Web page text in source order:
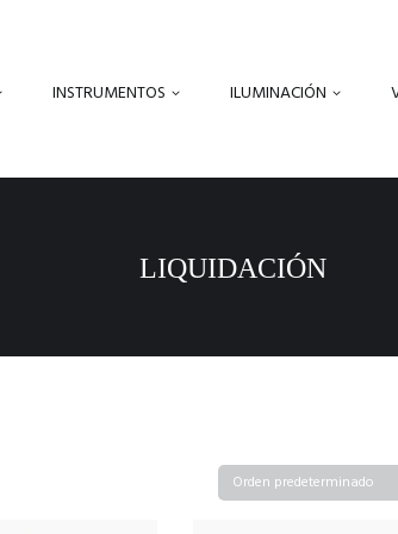
INSTRUMENTOS ILUMINACIÓN
LIQUIDACIÓN